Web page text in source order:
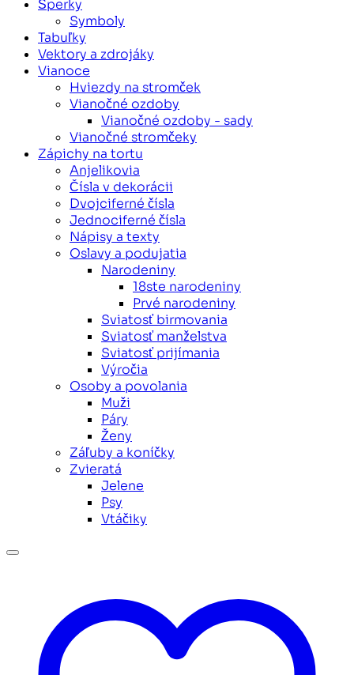
Šperky
Symboly
Tabuľky
Vektory a zdrojáky
Vianoce
Hviezdy na stromček
Vianočné ozdoby
Vianočné ozdoby - sady
Vianočné stromčeky
Zápichy na tortu
Anjelikovia
Čísla v dekorácii
Dvojciferné čísla
Jednociferné čísla
Nápisy a texty
Oslavy a podujatia
Narodeniny
18ste narodeniny
Prvé narodeniny
Sviatosť birmovania
Sviatosť manželstva
Sviatosť prijímania
Výročia
Osoby a povolania
Muži
Páry
Ženy
Záľuby a koníčky
Zvieratá
Jelene
Psy
Vtáčiky